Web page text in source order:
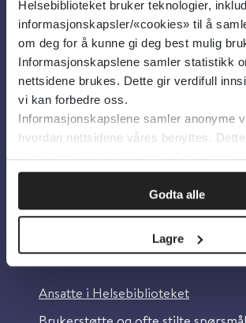
Helsebiblioteket bruker teknologier,
informasjonskapsler/«cookies» til å
om deg for å kunne gi deg best mulig
Informasjonskapslene samler statistikk
nettsidene brukes. Dette gir verdifull
vi kan forbedre oss.
Informasjonskapslene samler anonyme
hvordan nettsidene våres benyttes.
innsikt som gjør at vi kan forbedre oss.
Godta alle
Lagre
Om oss
Om Helsebiblioteket
Personvern og informasjonskapsler
Tilgjengelighetserklæring
Information in English
Ansatte i Helsebiblioteket